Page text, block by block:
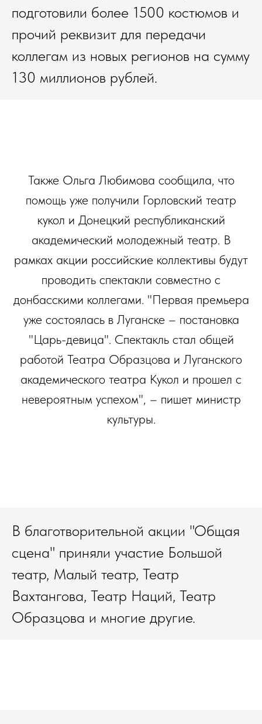
подготовили более 1500 костюмов и
прочий реквизит для передачи
коллегам из новых регионов на сумму
130 миллионов рублей.
Также Ольга Любимова сообщила, что
помощь уже получили Горловский театр
кукол и Донецкий республиканский
академический молодежный театр. В
рамках акции российские коллективы будут
проводить спектакли совместно с
донбасскими коллегами. "Первая премьера
уже состоялась в Луганске – постановка
"Царь-девица". Спектакль стал общей
работой Театра Образцова и Луганского
академического театра Кукол и прошел с
невероятным успехом", – пишет министр
культуры.
В благотворительной акции "Общая
сцена" приняли участие Большой
театр, Малый театр, Театр
Вахтангова, Театр Наций, Театр
Образцова и многие другие.